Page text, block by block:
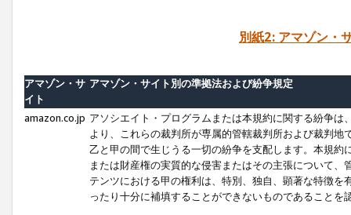
別紙2: アマゾン・
アマゾン・サ
イト
アマゾン・サイト別の準拠法および紛争規定
amazon.co.jp アソシエイト・プログラムまたは本規約に関する紛争
より、これらの裁判所が専属的管轄裁判所および裁判
乙と甲の間で生じうる一切の紛争を支配します。本規
または財産権の実質的な侵害またはその主張について
テンツにおける甲の権利は、特別、独自、顕著な特徴
ったり十分に補填することができないものであることを